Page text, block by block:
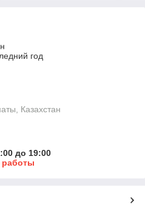
год
Казахстан
до 19:00
работы